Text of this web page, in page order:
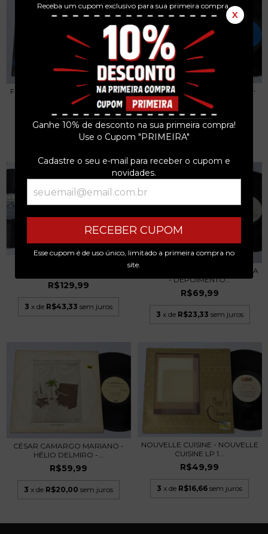
Receba um cupom exclusivo para sua primeira compra.
X
Ganhe 10% de desconto na sua primeira compra!
Use o Cupom "PRIMEIRA"
Cadastre o seu e-mail para receber o cupom e
novidades.
RECEBER CUPOM
Esse cupom é de uso único, limitado a primeira compra no
site.
FOUR TOPS - GIRA GIRA LP 1967
R$89,99
x deR$30,00 sem juros
WALTER CARLOS - SWITCHED-
ON BACH LP
R$129,99
3 x deR$43,33
R$129,99
3 x de R$43,33 sem juros
GRUPO DE MÚSICA BRASILEIRA
- DEPOIMENTO...
R$69,99
3 x de R$23,33 sem juros
CÉSAR CAMARGO MARIANO -
HÉLIO DELMIRO -...
R$59,99
3 x de R$20,00 sem juros
NOUVELLE CUISINE - NOUVELLE
CUISINE LP 1...
R$49,99
3 x de R$16,66 sem juros